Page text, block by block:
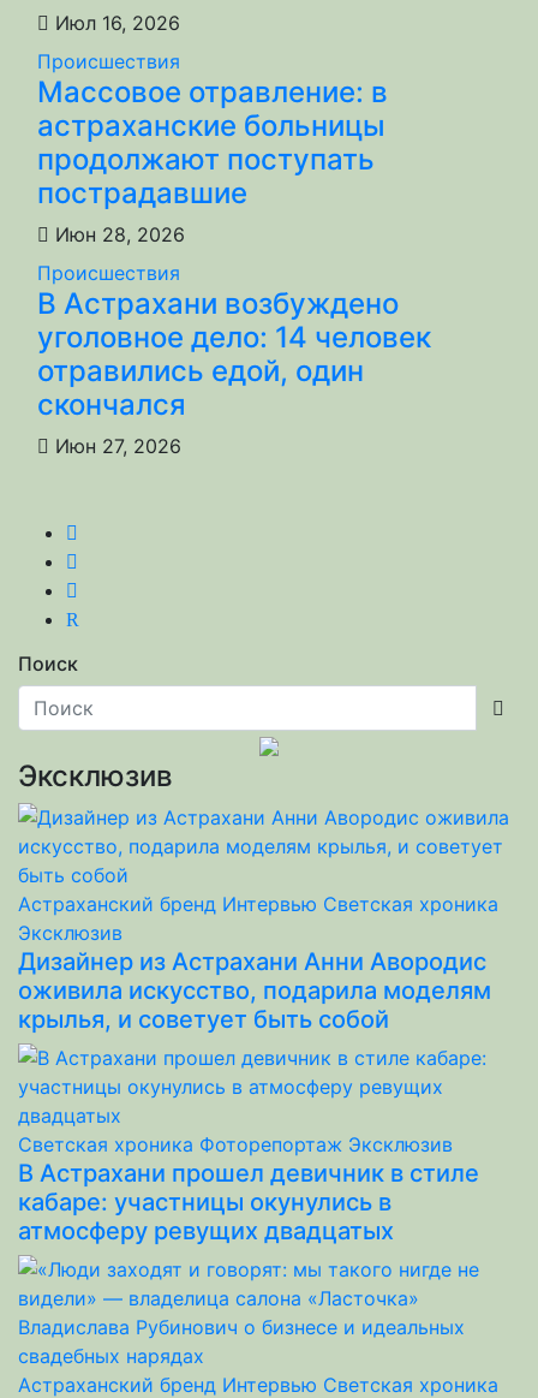
Июл 16, 2026
Происшествия
Массовое отравление: в
астраханские больницы
продолжают поступать
пострадавшие
Июн 28, 2026
Происшествия
В Астрахани возбуждено
уголовное дело: 14 человек
отравились едой, один
скончался
Июн 27, 2026
R
Поиск
Эксклюзив
Астраханский бренд Интервью Светская хроника
Эксклюзив
Дизайнер из Астрахани Анни Авородис
оживила искусство, подарила моделям
крылья, и советует быть собой
Светская хроника Фоторепортаж Эксклюзив
В Астрахани прошел девичник в стиле
кабаре: участницы окунулись в
атмосферу ревущих двадцатых
Астраханский бренд Интервью Светская хроника